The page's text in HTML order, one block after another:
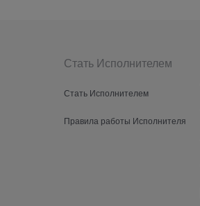
Стать Исполнителем
Стать Исполнителем
Правила работы Исполнителя